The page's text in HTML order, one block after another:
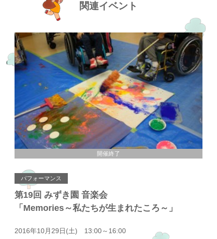
関連イベント
開催終了
パフォーマンス
第19回 みずき園 音楽会
「Memories～私たちが生まれたころ～」
2016年10月29日(土) 13:00～16:00